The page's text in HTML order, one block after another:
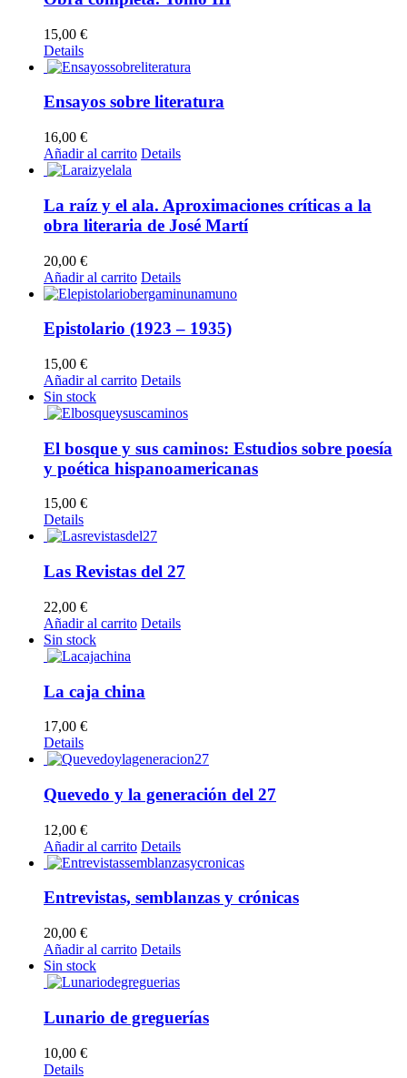
15,00 €
Details
Ensayos sobre literatura
16,00 €
Añadir al carrito Details
La raíz y el ala. Aproximaciones críticas a la
obra literaria de José Martí
20,00 €
Añadir al carrito Details
Epistolario (1923 – 1935)
15,00 €
Añadir al carrito Details
Sin stock
El bosque y sus caminos: Estudios sobre poesía
y poética hispanoamericanas
15,00 €
Details
Las Revistas del 27
22,00 €
Añadir al carrito Details
Sin stock
La caja china
17,00 €
Details
Quevedo y la generación del 27
12,00 €
Añadir al carrito Details
Entrevistas, semblanzas y crónicas
20,00 €
Añadir al carrito Details
Sin stock
Lunario de greguerías
10,00 €
Details